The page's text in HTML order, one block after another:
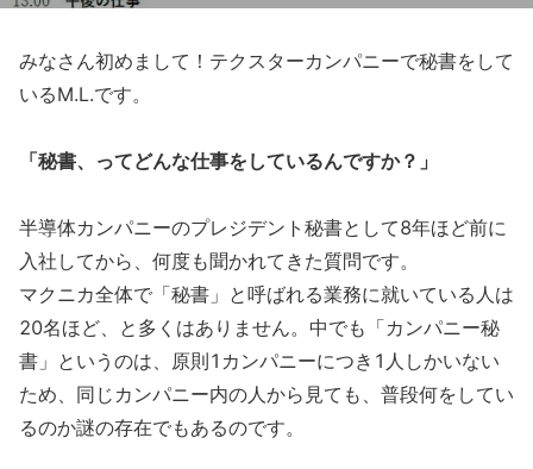
みなさん初めまして！テクスターカンパニーで秘書をして
いるM.L.です。
「秘書、ってどんな仕事をしているんですか？」
半導体カンパニーのプレジデント秘書として8年ほど前に
入社してから、何度も聞かれてきた質問です。
マクニカ全体で「秘書」と呼ばれる業務に就いている人は
20名ほど、と多くはありません。中でも「カンパニー秘
書」というのは、原則1カンパニーにつき1人しかいない
ため、同じカンパニー内の人から見ても、普段何をしてい
るのか謎の存在でもあるのです。